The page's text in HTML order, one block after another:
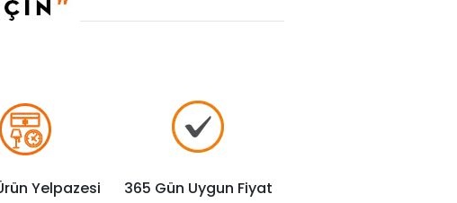
Yelpazesi 365 Gün Uygun Fiyat